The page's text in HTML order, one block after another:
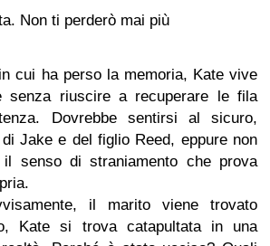
Non ti perderò mai più
cui ha perso la memoria, Kate vive
senza riuscire a recuperare le fila
Dovrebbe sentirsi al sicuro,
di Jake e del figlio Reed, eppure non
senso di straniamento che prova
il marito viene trovato
Kate si trova catapultata in una